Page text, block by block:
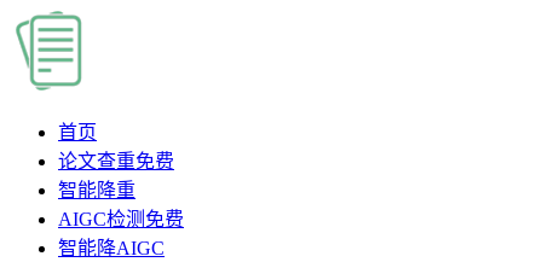
首页
论文查重免费
智能降重
AIGC检测 免费
智能降AIGC